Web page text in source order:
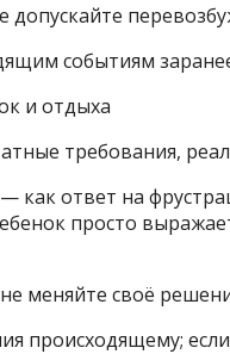
допускайте
событиям
и отдыха
требования,
как ответ на
просто
меняйте своё
происходящему;